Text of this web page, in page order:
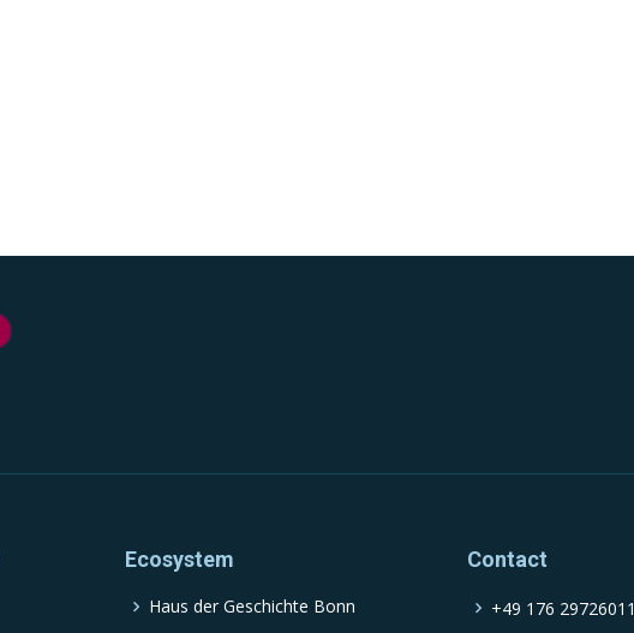
Ecosystem
Haus der Geschichte Bonn
Contact
+49 176 29726011